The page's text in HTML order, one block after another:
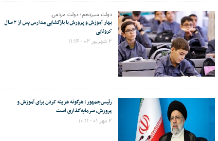
دولت سیزدهم؛ دولت مردمی
بهار آموزش و پرورش با بازگشایی مدارس پس از ۲ سال
کرونایی
۲ شهریور ۰۲ - ۱۱:۱۴
رئیس‌جمهور: هرگونه هزینه کردن برای آموزش و
پرورش، سرمایه‌گذاری است
۲ مهر ۰۱ - ۱۰:۱۱